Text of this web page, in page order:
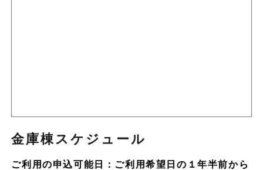
金庫棟スケジュール
ご利用の申込可能日：ご利用希望日の１年半前から